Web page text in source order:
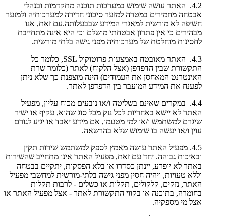
4.2. האתר עושה שימוש במערכות תוכנה מתקדמות ובנהלי
אבטחה מחמירים במטרה למזער סיכוני חדירה למערכותיה ולמזער
חשיפה לא מורשית למאגרי המידע שבבעלותה.עם זאת, אנו
מבהירים כי אין פתרון אבטחתי מושלם וכי היא אינה מתחייבת
לחסינות מוחלטת של מערכותיה מפני גישה בלתי מורשית.
4.3. האתר מאובטח באמצעות פרוטוקול SSL, כלומר כל
התקשורת שבין הדפדפן (אצל הלקוח) לאתר (כלומר שרת
האינטרנט המאחסן את העמודים) הינה מוצפנת כך שלא ניתן
לפענח את המידע המועבר בין הדפדפן לאתר.
4.4. במקרים שאינם בשליטה ו/או נובעים מכוח עליון, מפעיל
האתר לא יישא באחריות לכל נזק מכל סוג שהוא, עקיף או ישיר
שיגרם למשתמש ו/או למי מטעמו, אם מידע יאבד או יגיע לגורם
עוין ו/או יעשה בו שימוש שלא בהרשאה.
4.5. מפעיל האתר עושה מאמץ לספק למשתמש שירות תקין
ובאיכות גבוהה. יחד עם זאת, מפעיל האתר אינו מתחייב שהשירות
באתר לא יופרע, יינתן כסדרו או בלא הפסקות, יתקיים בבטחה
וללא טעויות, ויהיה חסין מפני גישה בלתי-מורשית למחשבי מפעיל
האתר, נזקים, קלקולים, תקלות או כשלים - לרבות תקלות
בחומרה, בתוכנה או בקווי התקשורת לאתר - אצל מפעיל האתר או
אצל מי מספקיה.